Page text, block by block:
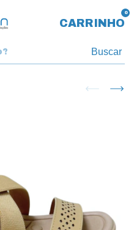
CARRINHO
0
Buscar